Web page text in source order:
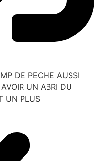
DE PECHE AUSSI
UN ABRI DU
UN PLUS